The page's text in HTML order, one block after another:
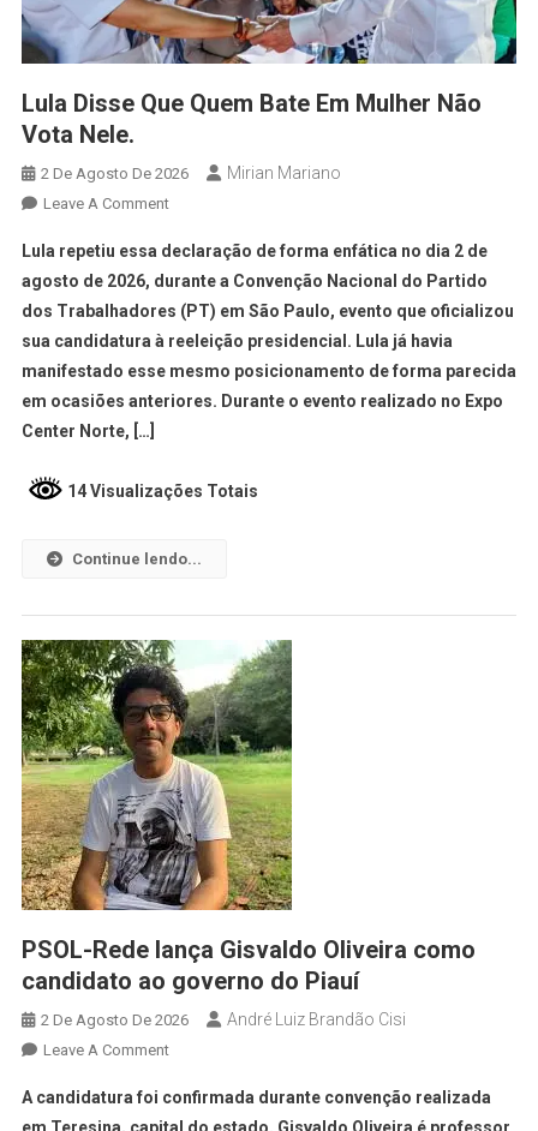
Lula Disse Que Quem Bate Em Mulher Não
Vota Nele.
2 De Agosto De 2026 Mirian Mariano
Leave A Comment
Lula repetiu essa declaração de forma enfática no dia 2 de
agosto de 2026, durante a Convenção Nacional do Partido
dos Trabalhadores (PT) em São Paulo, evento que oficializou
sua candidatura à reeleição presidencial. Lula já havia
manifestado esse mesmo posicionamento de forma parecida
em ocasiões anteriores. Durante o evento realizado no Expo
Center Norte, […]
14 Visualizações Totais
Continue lendo...
PSOL-Rede lança Gisvaldo Oliveira como
candidato ao governo do Piauí
2 De Agosto De 2026 André Luiz Brandão Cisi
Leave A Comment
A candidatura foi confirmada durante convenção realizada